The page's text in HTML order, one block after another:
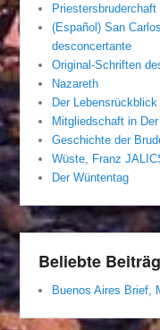
(Español) San
desconcertante
Original-Schriften
Nazareth
Der Lebensrückblick
Mitgliedschaft in
Geschichte der
Wüste, Franz
Der Wüntentag
Beliebte
Buenos Aires Brief,